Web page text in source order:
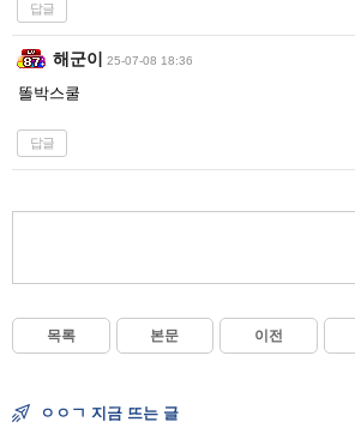
답글
해군이 25-07-08 18:36
똘박스쿨
답글
목록 본문 이전
ㅇㅇㄱ 지금 뜨는 글